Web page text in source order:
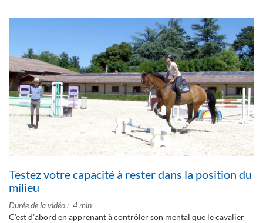
Testez votre capacité à rester dans la position du
milieu
Durée de la vidéo
4 min
C’est d’abord en apprenant à contrôler son mental que le cavalier